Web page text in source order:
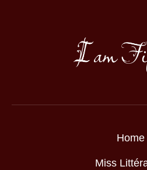
Home
Miss